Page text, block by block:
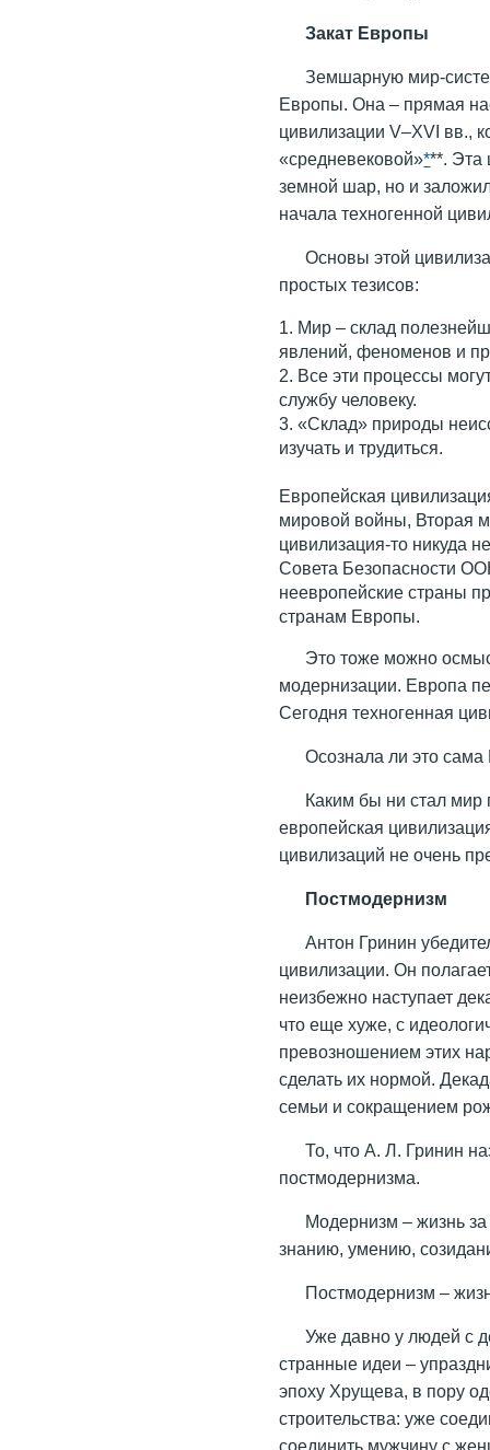
Закат Европы
Земшарную мир-
Европы. Она – прямая
цивилизации V–XVI вв.,
«средневековой»***. Эта
земной шар, но и
начала техногенной
Основы этой
простых тезисов:
1. Мир – склад
явлений, феноменов и
2. Все эти процессы
службу человеку.
3. «Склад» природы
изучать и трудиться.
Европейская
мировой войны, Вторая
цивилизация-то никуда
Совета Безопасности
неевропейские страны
странам Европы.
Это тоже можно
модернизации. Европа
Сегодня техногенная
Осознала ли это
Каким бы ни стал
европейская
цивилизаций не очень
Постмодернизм
Антон Гринин
цивилизации. Он
неизбежно наступает
что еще хуже, с
превозношением этих
сделать их нормой.
семьи и сокращением
То, что А. Л. Гринин
постмодернизма.
Модернизм – жизнь за
знанию, умению,
Постмодернизм –
Уже давно у людей с
странные идеи –
эпоху Хрущева, в пору
строительства: уже
соединить мужчину с